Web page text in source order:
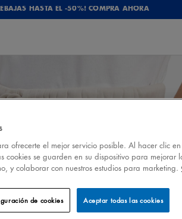
HASTA EL -50%! COMPRA AHORA
ofrecerte el mejor servicio posible. Al hacer clic
cookies se guarden en su dispositivo para mejorar
y colaborar con nuestros estudios para marketing.
Aceptar todas las cookies
de cookies